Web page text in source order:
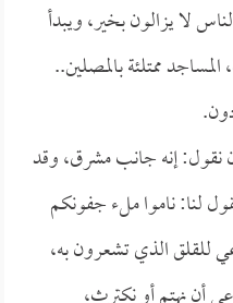
لا يزالون بخير، ويبدأ
ممتلئة بالمصلين..
نقول: إنه جانب مشرق، وقد
لنا: ناموا ملء جفونكم
للقلق الذي تشعرون به،